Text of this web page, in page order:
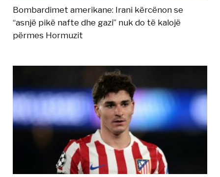
Bombardimet amerikane: Irani kërcënon se
“asnjë pikë nafte dhe gazi” nuk do të kalojë
përmes Hormuzit